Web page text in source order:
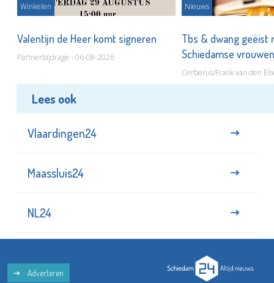
Winkelen
Valentijn de Heer komt signeren
Partnerbijdrage - 06-08-2026
Nieuws
Tbs & dwang geëist
Schiedamse
Cerberus/Frank van den
Lees ook
Vlaardingen24
Maassluis24
NL24
Adverteren